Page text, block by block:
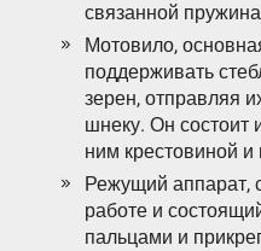
связанной
Мотовило,
поддерживать
зерен, отправляя
шнеку. Он состоит
ним крестовиной и
Режущий аппарат,
работе и
пальцами и